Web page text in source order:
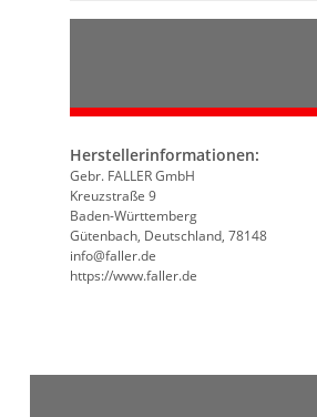
Herstellerinformationen:
Gebr. FALLER GmbH
Kreuzstraße 9
Baden-Württemberg
Gütenbach, Deutschland, 78148
info@faller.de
https://www.faller.de